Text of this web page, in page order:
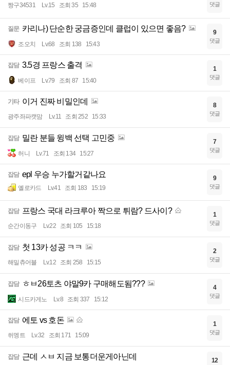
짱구34531 Lv.15 조회 35 15:48 댓글
질문 카리나) 단순한 궁금증인데 클럽이 있으면 좋음?
조오치 Lv.68 조회 138 15:43
9
댓글
잡담 3.5경 프랑스 출격
베이프 Lv.79 조회 87 15:40
1
댓글
기타 이거 진짜 비밀인데
광주좌파캣맘 Lv.11 조회 252 15:33
8
댓글
잡담 밀란 분들 윙백 선택 고민중
허니 Lv.71 조회 134 15:27
7
댓글
잡담 epl 우승 누가할거같나요
옐로카드 Lv.41 조회 183 15:19
9
댓글
잡담 프랑스 국대 라크루아 짝으로 튀람? 드사이?
순간이동구 Lv.22 조회 105 15:18
1
댓글
잡담 첫 13카 성공 ㅋㅋ
해밀츄어블 Lv.12 조회 258 15:15
2
댓글
잡담 ㅎㅂ26토츠 야말9카 구매해도됨???
시드카게노 Lv.8 조회 337 15:12
4
댓글
잡담 에토 vs 호돈
쒸멩트 Lv.32 조회 171 15:09
1
댓글
잡담 근데 ㅅㅂ 지금 보통더운게아닌데 12